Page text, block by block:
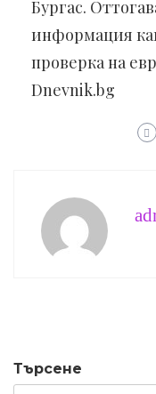
Бургас.
информация
проверка на
Dnevnik.bg
Търсене